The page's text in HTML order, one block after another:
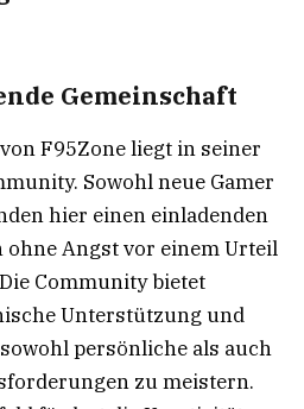
Gemeinschaft
F95Zone liegt in seiner
Sowohl neue Gamer
hier einen einladenden
ohne Angst vor einem Urteil
Community bietet
Unterstützung und
persönliche als auch
zu meistern.